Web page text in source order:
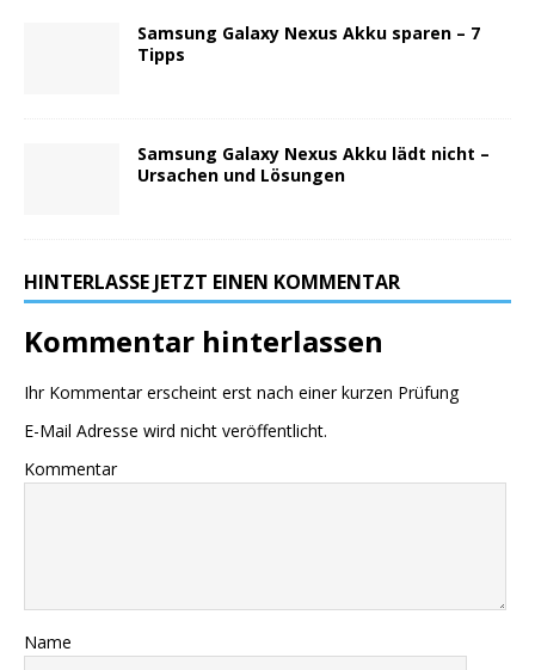
Samsung Galaxy Nexus Akku sparen – 7
Tipps
Samsung Galaxy Nexus Akku lädt nicht –
Ursachen und Lösungen
HINTERLASSE JETZT EINEN KOMMENTAR
Kommentar hinterlassen
Ihr Kommentar erscheint erst nach einer kurzen Prüfung
E-Mail Adresse wird nicht veröffentlicht.
Kommentar
Name